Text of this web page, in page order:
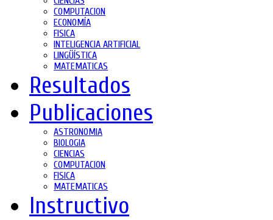
COMPUTACION
ECONOMÍA
FISICA
INTELIGENCIA ARTIFICIAL
LINGÜÍSTICA
MATEMATICAS
Resultados
Publicaciones
ASTRONOMIA
BIOLOGIA
CIENCIAS
COMPUTACION
FISICA
MATEMATICAS
Instructivo